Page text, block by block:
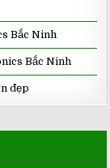
Bắc Ninh
Bắc Ninh
đẹp